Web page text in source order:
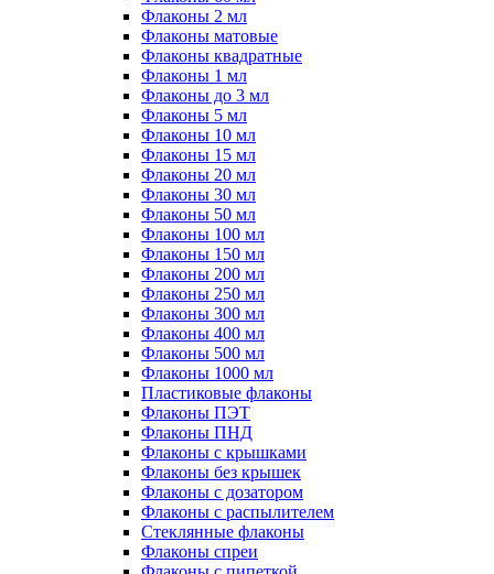
Флаконы 2 мл
Флаконы матовые
Флаконы квадратные
Флаконы 1 мл
Флаконы до 3 мл
Флаконы 5 мл
Флаконы 10 мл
Флаконы 15 мл
Флаконы 20 мл
Флаконы 30 мл
Флаконы 50 мл
Флаконы 100 мл
Флаконы 150 мл
Флаконы 200 мл
Флаконы 250 мл
Флаконы 300 мл
Флаконы 400 мл
Флаконы 500 мл
Флаконы 1000 мл
Пластиковые флаконы
Флаконы ПЭТ
Флаконы ПНД
Флаконы с крышками
Флаконы без крышек
Флаконы с дозатором
Флаконы с распылителем
Стеклянные флаконы
Флаконы cпреи